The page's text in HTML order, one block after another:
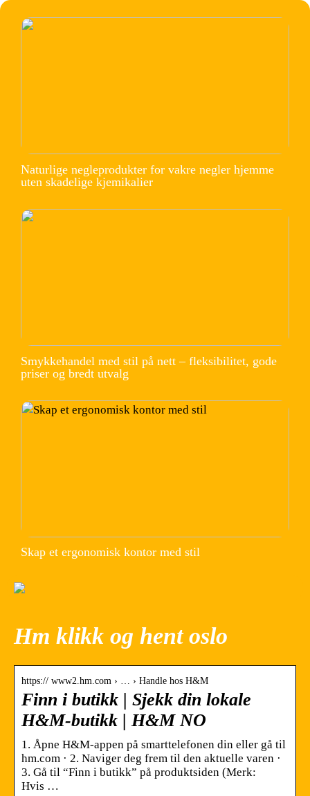
Naturlige negleprodukter for vakre negler hjemme
uten skadelige kjemikalier
Smykkehandel med stil på nett – fleksibilitet, gode
priser og bredt utvalg
Skap et ergonomisk kontor med stil
Hm klikk og hent oslo
https:// www2.hm.com › … › Handle hos H&M
Finn i butikk | Sjekk din lokale
H&M-butikk | H&M NO
1. Åpne H&M-appen på smarttelefonen din eller gå til
hm.com · 2. Naviger deg frem til den aktuelle varen ·
3. Gå til “Finn i butikk” på produktsiden (Merk:
Hvis …